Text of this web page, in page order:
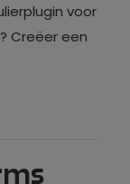
voor
Creëer een